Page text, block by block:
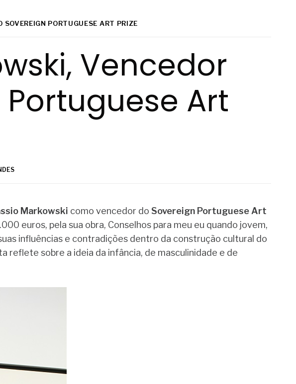
PORTUGUESE ART PRIZE
Vencedor
Art
Markowski como vencedor do Sovereign Portuguese Art
euros, pela sua obra, Conselhos para meu eu quando jovem,
influências e contradições dentro da construção cultural do
reflete sobre a ideia da infância, de masculinidade e de